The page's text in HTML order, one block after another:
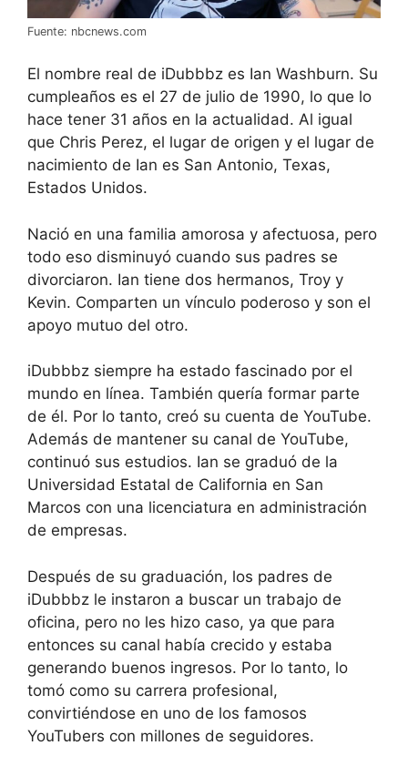
Fuente: nbcnews.com
El nombre real de iDubbbz es Ian Washburn. Su
cumpleaños es el 27 de julio de 1990, lo que lo
hace tener 31 años en la actualidad. Al igual
que Chris Perez, el lugar de origen y el lugar de
nacimiento de Ian es San Antonio, Texas,
Estados Unidos.
Nació en una familia amorosa y afectuosa, pero
todo eso disminuyó cuando sus padres se
divorciaron. Ian tiene dos hermanos, Troy y
Kevin. Comparten un vínculo poderoso y son el
apoyo mutuo del otro.
iDubbbz siempre ha estado fascinado por el
mundo en línea. También quería formar parte
de él. Por lo tanto, creó su cuenta de YouTube.
Además de mantener su canal de YouTube,
continuó sus estudios. Ian se graduó de la
Universidad Estatal de California en San
Marcos con una licenciatura en administración
de empresas.
Después de su graduación, los padres de
iDubbbz le instaron a buscar un trabajo de
oficina, pero no les hizo caso, ya que para
entonces su canal había crecido y estaba
generando buenos ingresos. Por lo tanto, lo
tomó como su carrera profesional,
convirtiéndose en uno de los famosos
YouTubers con millones de seguidores.